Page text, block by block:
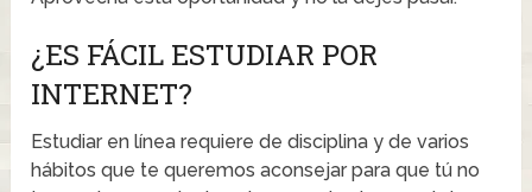
¿ES FÁCIL ESTUDIAR POR
INTERNET?
Estudiar en línea requiere de disciplina y de varios
hábitos que te queremos aconsejar para que tú no